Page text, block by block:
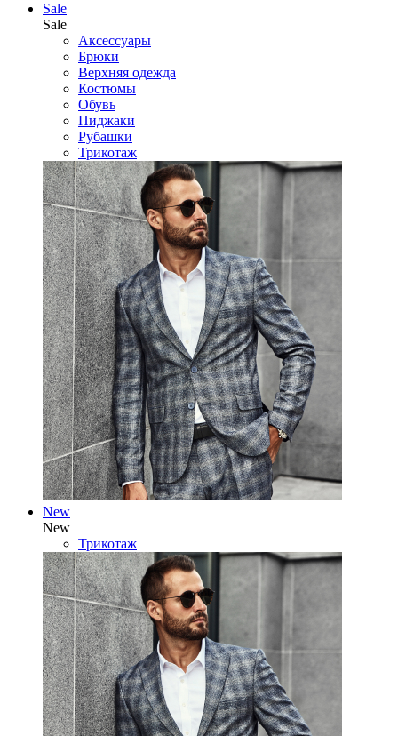
Sale
Sale
Аксессуары
Брюки
Верхняя одежда
Костюмы
Обувь
Пиджаки
Рубашки
Трикотаж
New
New
Трикотаж